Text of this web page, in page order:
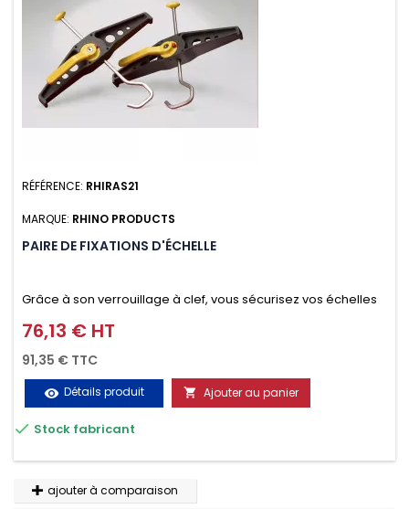
RÉFÉRENCE: RHIRAS21
MARQUE: RHINO PRODUCTS
PAIRE DE FIXATIONS D'ÉCHELLE
Grâce à son verrouillage à clef, vous sécurisez vos échelles
d'un seul geste aussi bien contre le vol que pendant le
transport. Référence vendue par paire.
Prix
76,13 € HT
91,35 € TTC
visibility Détails produit  Ajouter au panier
 Stock fabricant
ajouter à comparaison